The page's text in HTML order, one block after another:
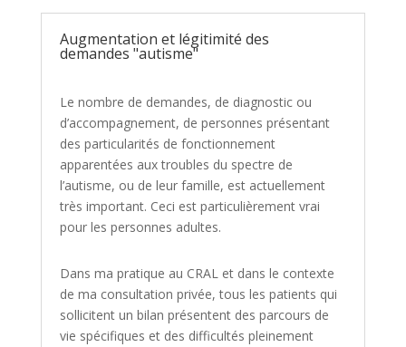
Augmentation et légitimité des
demandes "autisme"
Le nombre de demandes, de diagnostic ou
d’accompagnement, de personnes présentant
des particularités de fonctionnement
apparentées aux troubles du spectre de
l’autisme, ou de leur famille, est actuellement
très important. Ceci est particulièrement vrai
pour les personnes adultes.
Dans ma pratique au CRAL et dans le contexte
de ma consultation privée, tous les patients qui
sollicitent un bilan présentent des parcours de
vie spécifiques et des difficultés pleinement